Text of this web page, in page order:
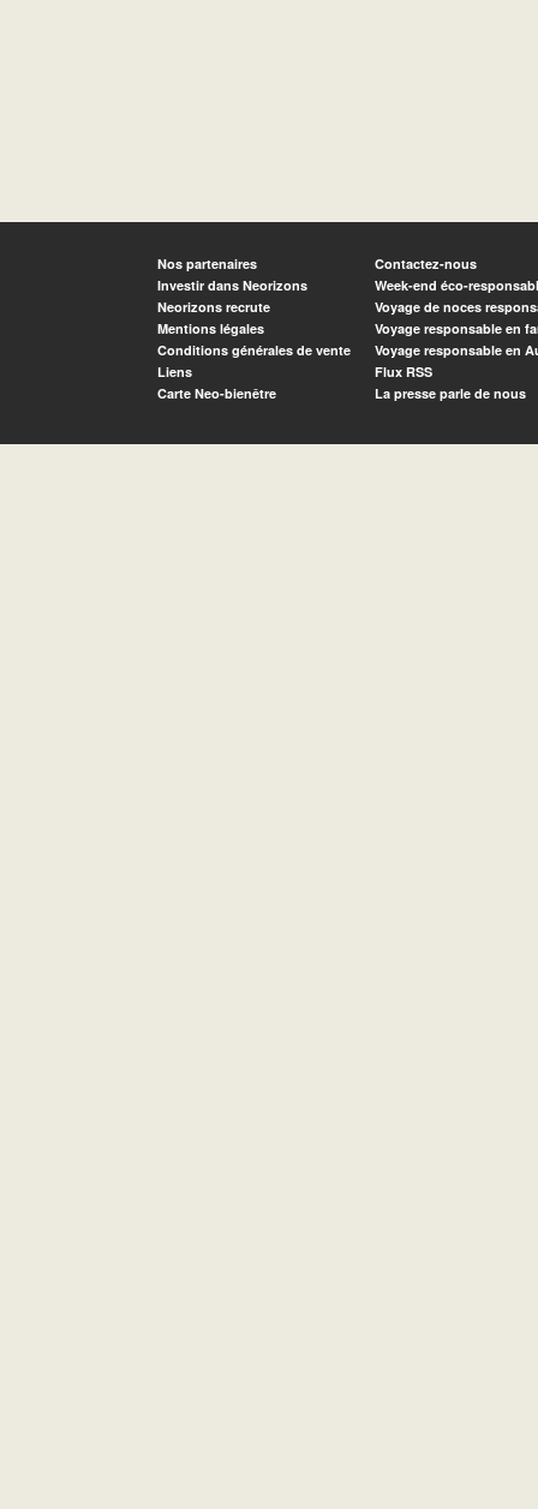
Nos partenaires
Investir dans Neorizons
Neorizons recrute
Mentions légales
Conditions générales de vente
Liens
Carte Neo-bienêtre
Contactez-nous
Week-end éco-
Voyage de noces
Voyage responsable en
Voyage responsable en
Flux RSS
La presse parle de nous